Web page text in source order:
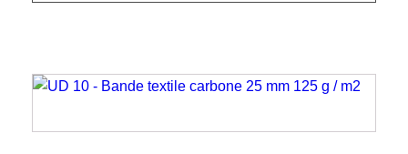
la
produit
Ce
a